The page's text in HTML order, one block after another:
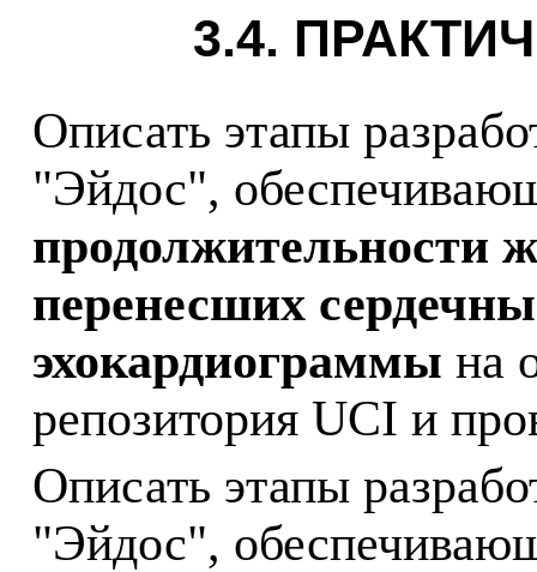
3.4.
Описать этапы
"Эйдос",
продолжительности
перенесших
эхокардиограммы на
репозитория UCI и
Описать этапы
"Эйдос",